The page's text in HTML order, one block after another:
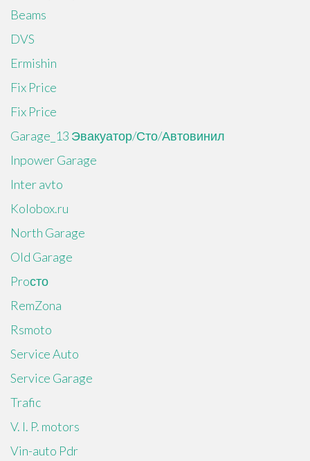
Beams
DVS
Ermishin
Fix Price
Fix Price
Garage_13 Эвакуатор/Сто/Автовинил
Inpower Garage
Inter avto
Kolobox.ru
North Garage
Old Garage
Proсто
RemZona
Rsmoto
Service Auto
Service Garage
Trafic
V. I. P. motors
Vin-auto Pdr